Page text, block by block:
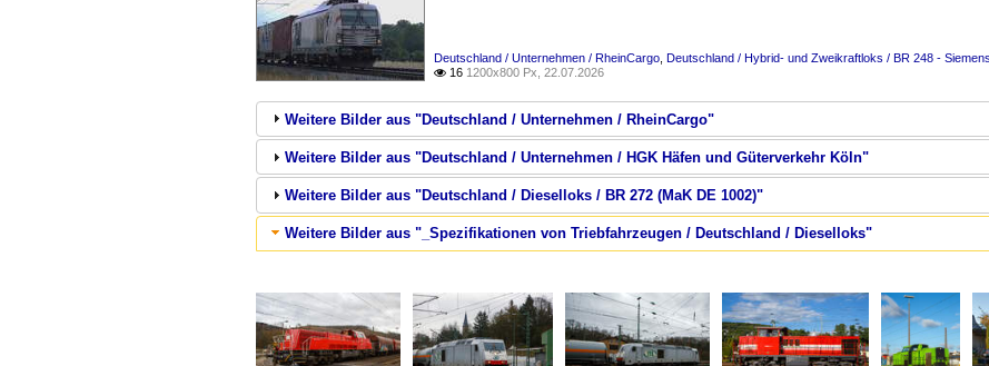
Deutschland / Unternehmen / RheinCargo Deutschland / Hybrid- und Zweikraftloks / BR 248 -
 16 1200x800 Px, 22.07.2026
Weitere Bilder aus "Deutschland / Unternehmen / RheinCargo"
Weitere Bilder aus "Deutschland / Unternehmen / HGK Häfen und Güterverkehr Köln"
Weitere Bilder aus "Deutschland / Dieselloks / BR 272 (MaK DE 1002)"
Weitere Bilder aus "_Spezifikationen von Triebfahrzeugen / Deutschland / Dieselloks"